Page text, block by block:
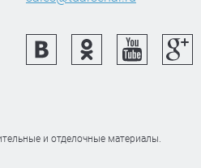
и отделочные материалы.